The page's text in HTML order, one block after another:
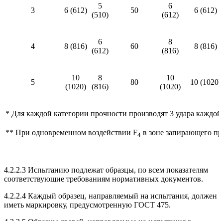
3 6 (612)
5
(510)
50
6
(612)
6 (612)
4 8 (816)
6
(612)
60
8
(816)
8 (816)
5
10
(1020)
8
(816)
80
10
(1020)
10 (1020)
* Для каждой категории прочности производят 3 удара
** При одновременном воздействии F4 в зоне запирающего
4.2.2.3 Испытанию подлежат образцы, по всем показателям
соответствующие требованиям нормативных документов.
4.2.2.4 Каждый образец, направляемый на испытания, должен
иметь маркировку, предусмотренную ГОСТ 475.